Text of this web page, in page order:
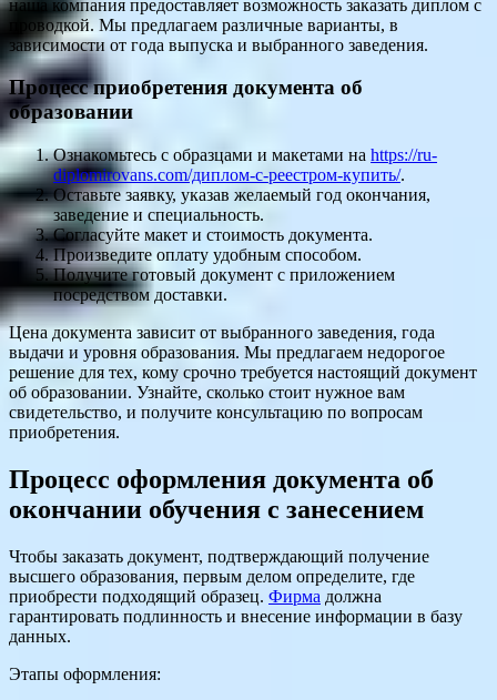
наша компания предоставляет возможность заказать диплом с
проводкой. Мы предлагаем различные варианты, в
зависимости от года выпуска и выбранного заведения.
Процесс приобретения документа об
образовании
Ознакомьтесь с образцами и макетами на https://ru-
diplomirovans.com/диплом-с-реестром-купить/.
Оставьте заявку, указав желаемый год окончания,
заведение и специальность.
Согласуйте макет и стоимость документа.
Произведите оплату удобным способом.
Получите готовый документ с приложением
посредством доставки.
Цена документа зависит от выбранного заведения, года
выдачи и уровня образования. Мы предлагаем недорогое
решение для тех, кому срочно требуется настоящий документ
об образовании. Узнайте, сколько стоит нужное вам
свидетельство, и получите консультацию по вопросам
приобретения.
Процесс оформления документа об
окончании обучения с занесением
Чтобы заказать документ, подтверждающий получение
высшего образования, первым делом определите, где
приобрести подходящий образец. Фирма должна
гарантировать подлинность и внесение информации в базу
данных.
Этапы оформления: